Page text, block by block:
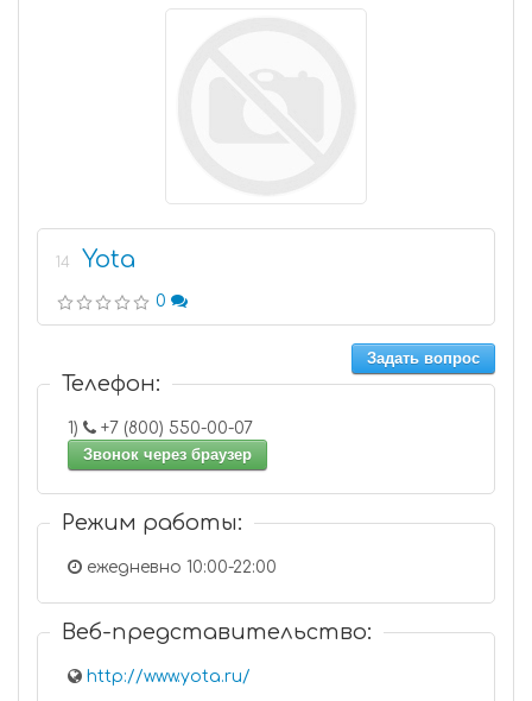
14 Yota
0
Задать вопрос
Телефон:
1)
+7 (800) 550-00-07
Звонок через браузер
Режим работы:
ежедневно 10:00-22:00
Веб-представительство:
http://www.yota.ru/